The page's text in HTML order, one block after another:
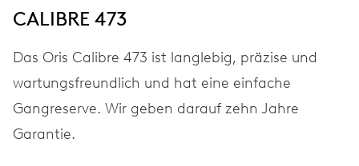
CALIBRE 473
Das Oris Calibre 473 ist langlebig, präzise und
wartungsfreundlich und hat eine einfache
Gangreserve. Wir geben darauf zehn Jahre
Garantie.